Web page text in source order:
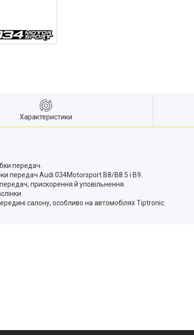
Характеристики
передач.
передач Audi 034Motorsport B8/B8.5 і B9.
прискорення й уповільнення.
салону, особливо на автомобілях Tiptronic.